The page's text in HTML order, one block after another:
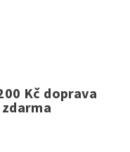
Kč doprava
zdarma